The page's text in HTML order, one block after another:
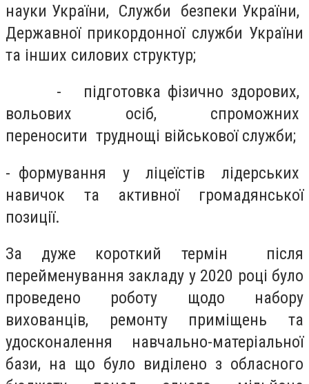
науки України, Служби безпеки України,
Державної прикордонної служби України
та інших силових структур;
- підготовка фізично здорових,
вольових осіб, спроможних
переносити труднощі військової служби;
- формування у ліцеїстів лідерських
навичок та активної громадянської
позиції.
За дуже короткий термін після
перейменування закладу у 2020 році було
проведено роботу щодо набору
вихованців, ремонту приміщень та
удосконалення навчально-матеріальної
бази, на що було виділено з обласного